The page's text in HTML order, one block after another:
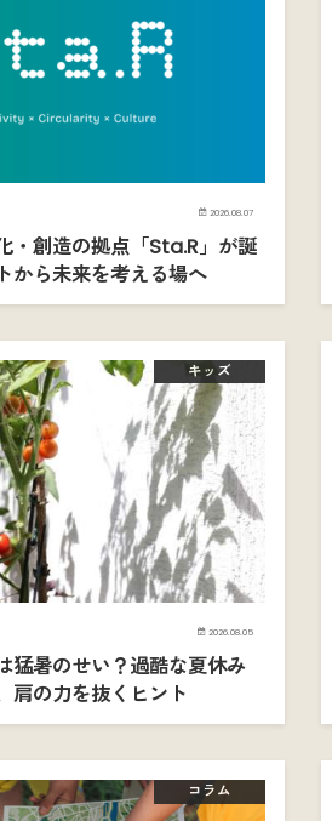
2026.08.07
・創造の拠点「Sta.R」が誕
から未来を考える場へ
キッズ
2026.08.05
猛暑のせい？過酷な夏休み
肩の力を抜くヒント
コラム